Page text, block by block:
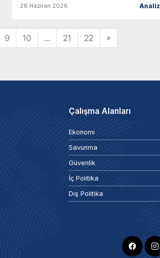
26 Haziran 2026 Analiz
9 10 ... 21 22 »
Çalışma Alanları
Ekonomi
Savunma
Güvenlik
İç Politika
Dış Politika